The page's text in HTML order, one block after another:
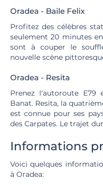
Oradea - Baile Felix
Profitez des célèbres
seulement 20 minutes
sont à couper le
nouvelle scène
Oradea - Resita
Prenez l'autoroute
Banat. Resita, la
est connue pour ses
des Carpates. Le trajet
Informations
Voici quelques
à Oradea: